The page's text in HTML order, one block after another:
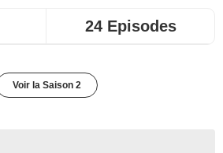
24 Episodes
Voir la Saison 2